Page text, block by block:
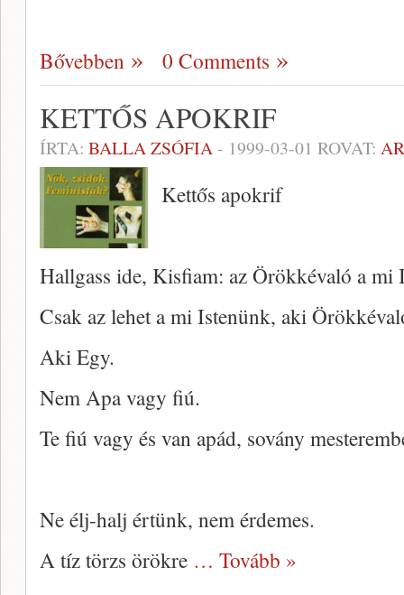
Bővebben 0 Comments
KETTŐS APOKRIF
ÍRTA: BALLA ZSÓFIA- 1999-03-01 ROVAT:
Kettős apokrif
Hallgass ide, Kisfiam: az Örökkévaló a mi
Csak az lehet a mi Istenünk, aki
Aki Egy.
Nem Apa vagy fiú.
Te fiú vagy és van apád, sovány
Ne élj-halj értünk, nem érdemes.
A tíz törzs örökre … Tovább »